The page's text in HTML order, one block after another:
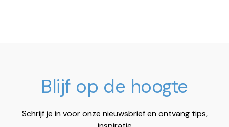
Blijf op de hoogte
Schrijf je in voor onze nieuwsbrief en ontvang tips,